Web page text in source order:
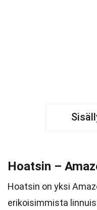
Hoatsin –
Hoatsin on yksi
erikoisimmista